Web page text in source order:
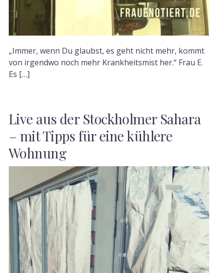
„Immer, wenn Du glaubst, es geht nicht mehr, kommt
von irgendwo noch mehr Krankheitsmist her.“ Frau E.
Es […]
Live aus der Stockholmer Sahara
– mit Tipps für eine kühlere
Wohnung